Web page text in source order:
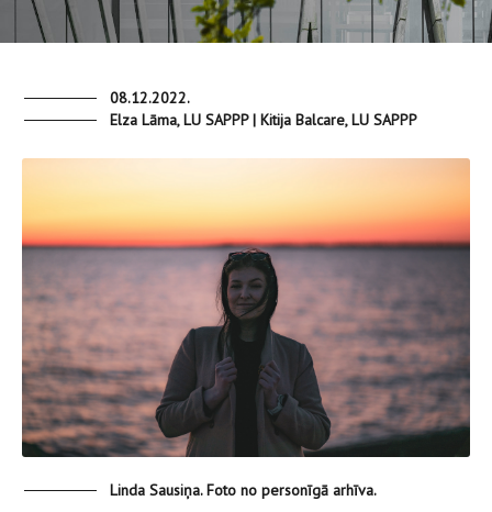
08.12.2022.
Elza Lāma, LU SAPPP | Kitija Balcare, LU SAPPP
Linda Sausiņa. Foto no personīgā arhīva.